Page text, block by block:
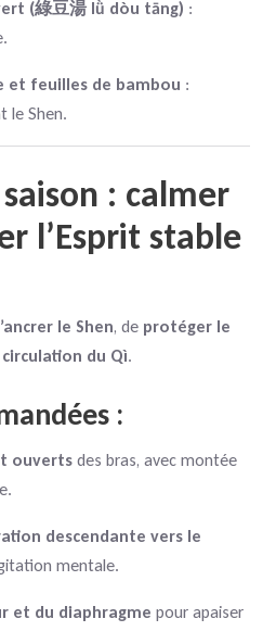
(綠豆湯 lǜ dòu tāng) :
et feuilles de bambou :
le Shen.
: calmer
l’Esprit stable
le Shen, de protéger le
du Qì.
:
ouverts des bras, avec montée
descendante vers le
mentale.
et du diaphragme pour apaiser